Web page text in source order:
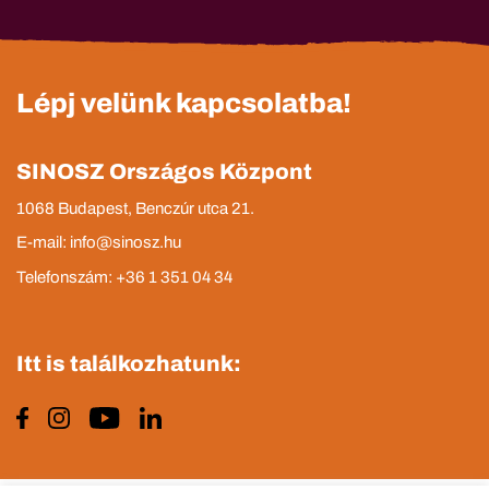
Lépj velünk kapcsolatba!
SINOSZ Országos Központ
1068 Budapest, Benczúr utca 21.
E-mail: info@sinosz.hu
Telefonszám: +36 1 351 04 34
Itt is találkozhatunk: